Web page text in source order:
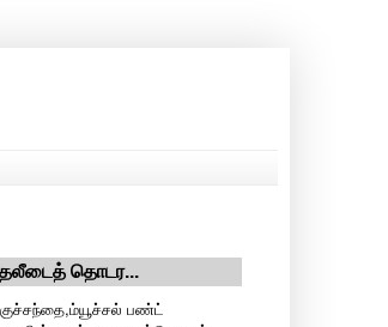
தொடர...
பண்ட்